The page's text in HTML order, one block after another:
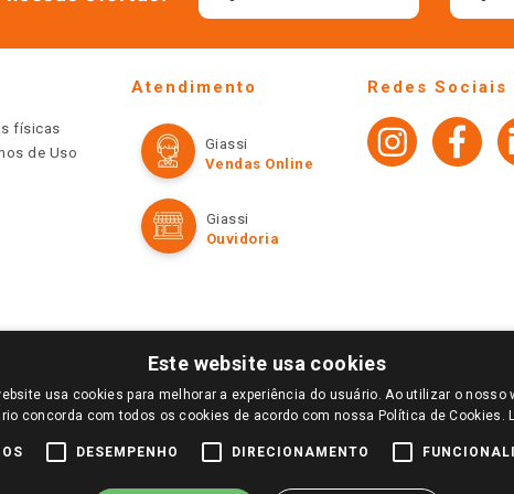
físicas
de Uso
Atendimento
Giassi
Vendas Online
Giassi
Ouvidoria
Redes Sociais
LOGIN E SELECIONE A LOJA DE SUA PREFERÊNCIA. SOMENTE APÓS O LOGIN, OS PREÇOS
SITE SÃO VÁLIDOS APENAS PARA COMPRAS REALIZADAS NO GIASSI.COM.BR E NA LOJA
DE BUSCAS.
Este website usa cookies
usa cookies para melhorar a experiência do usuário. Ao utilizar o nosso
concorda com todos os cookies de acordo com nossa Política de Cookies.
DESEMPENHO DIRECIONAMENTO